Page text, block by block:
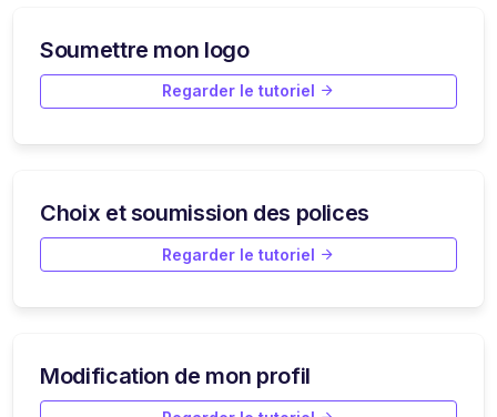
Soumettre mon logo
Regarder le tutoriel
Choix et soumission des polices
Regarder le tutoriel
Modification de mon profil